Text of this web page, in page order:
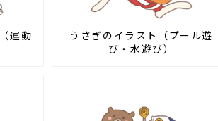
運動
うさぎのイラスト（プール遊
び・水遊び）